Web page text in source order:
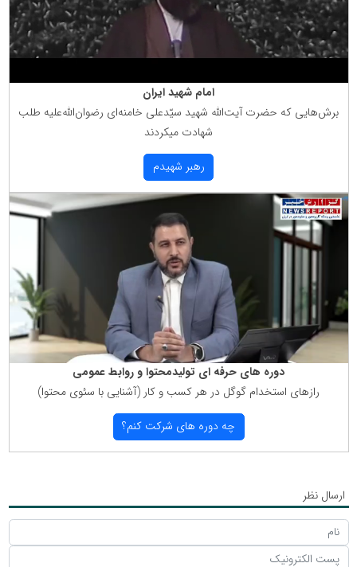
امام شهید ایران
برش‌هایی كه حضرت آیت‌الله شهید سیّدعلی خامنه‌ای رضوان‌الله‌علیه طلب
شهادت میكردند
رهبر شهیدم
دوره های حرفه ای تولیدمحتوا و روابط عمومی
رازهای استخدام گوگل در هر كسب و كار (آشنایی با سئوی محتوا)
چه دوره های شركت كنم؟
ارسال نظر